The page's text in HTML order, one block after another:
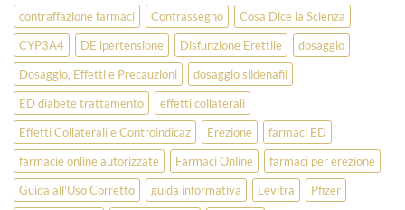
contraffazione farmaci
Contrassegno
Cosa Dice la Scienza
CYP3A4
DE ipertensione Disfunzione Erettile
dosaggio
Dosaggio, Effetti e Precauzioni
dosaggio sildenafil
ED diabete trattamento
effetti collaterali
Effetti Collaterali e Controindicaz
Erezione
farmaci ED
farmacie online autorizzate
Farmaci Online
farmaci per erezione
Guida all'Uso Corretto
guida informativa Levitra
Pfizer